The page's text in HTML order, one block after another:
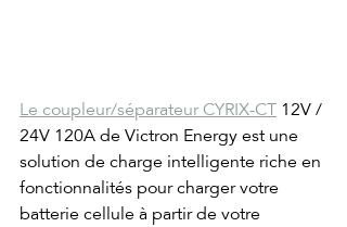
Le coupleur/séparateur CYRIX-CT 12V /
24V 120A de Victron Energy est une
solution de charge intelligente riche en
fonctionnalités pour charger votre
batterie cellule à partir de votre